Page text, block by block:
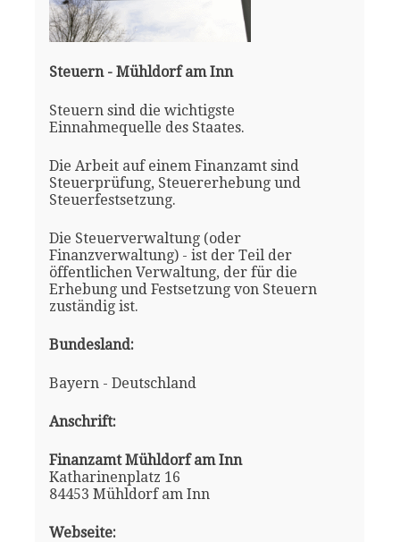
Steuern - Mühldorf am Inn
Steuern sind die wichtigste
Einnahmequelle des Staates.
Die Arbeit auf einem Finanzamt sind
Steuerprüfung, Steuererhebung und
Steuerfestsetzung.
Die Steuerverwaltung (oder
Finanzverwaltung) - ist der Teil der
öffentlichen Verwaltung, der für die
Erhebung und Festsetzung von Steuern
zuständig ist.
Bundesland:
Bayern - Deutschland
Anschrift:
Finanzamt Mühldorf am Inn
Katharinenplatz 16
84453 Mühldorf am Inn
Webseite: